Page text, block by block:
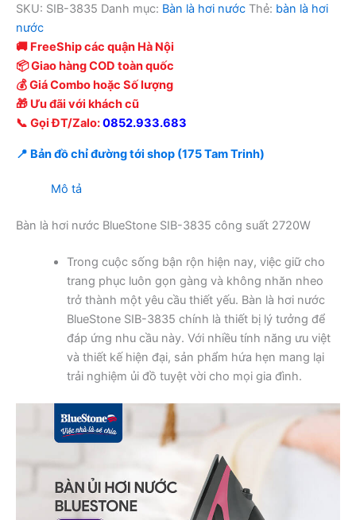
SKU: SIB-3835 Danh mục: Bàn là hơi nước Thẻ: bàn là hơi
nước
🚚 FreeShip các quận Hà Nội
📦 Giao hàng COD toàn quốc
💰 Giá Combo hoặc Số lượng
🎁 Ưu đãi với khách cũ
📞 Gọi ĐT/Zalo:0852.933.683
📍 Bản đồ chỉ đường tới shop (175 Tam Trinh)
Mô tả
Bàn là hơi nước BlueStone SIB-3835 công suất 2720W
Trong cuộc sống bận rộn hiện nay, việc giữ cho
trang phục luôn gọn gàng và không nhăn nheo
trở thành một yêu cầu thiết yếu. Bàn là hơi nước
BlueStone SIB-3835 chính là thiết bị lý tưởng để
đáp ứng nhu cầu này. Với nhiều tính năng ưu việt
và thiết kế hiện đại, sản phẩm hứa hẹn mang lại
trải nghiệm ủi đồ tuyệt vời cho mọi gia đình.